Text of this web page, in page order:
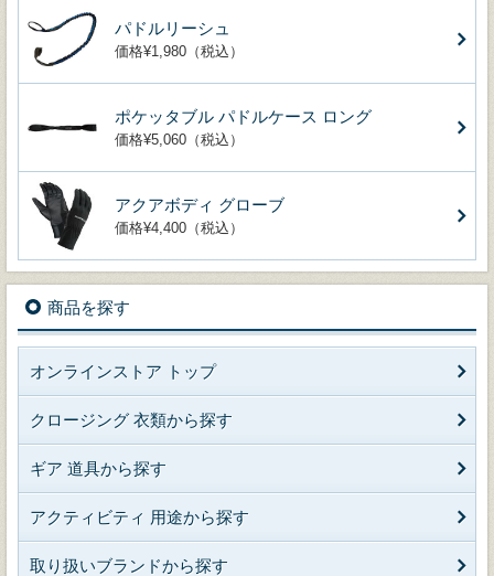
パドルリーシュ
価格¥1,980（税込）
ポケッタブル パドルケース ロング
価格¥5,060（税込）
アクアボディ グローブ
価格¥4,400（税込）
商品を探す
オンラインストア トップ
クロージング 衣類から探す
ギア 道具から探す
アクティビティ 用途から探す
取り扱いブランドから探す